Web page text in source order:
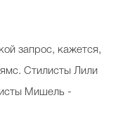
запрос, кажется,
Стилисты Лили
Мишель -